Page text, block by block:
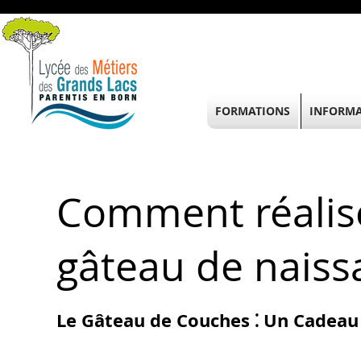
Comment
gâteau de
Le Gâteau de Couches ⁚ Un
FORMATIONS